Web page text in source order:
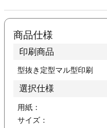
印刷
リーブ印刷
加工
ァイル印刷
商品仕様
印刷商品
型抜き定型マル型印刷
選択仕様
用紙：
サイズ：